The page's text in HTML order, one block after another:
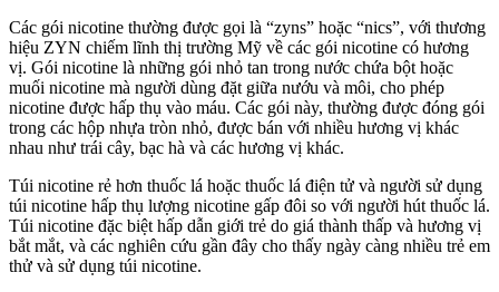
Các gói nicotine thường được gọi là “zyns” hoặc “nics”, với thương
hiệu ZYN chiếm lĩnh thị trường Mỹ về các gói nicotine có hương
vị. Gói nicotine là những gói nhỏ tan trong nước chứa bột hoặc
muối nicotine mà người dùng đặt giữa nướu và môi, cho phép
nicotine được hấp thụ vào máu. Các gói này, thường được đóng gói
trong các hộp nhựa tròn nhỏ, được bán với nhiều hương vị khác
nhau như trái cây, bạc hà và các hương vị khác.
Túi nicotine rẻ hơn thuốc lá hoặc thuốc lá điện tử và người sử dụng
túi nicotine hấp thụ lượng nicotine gấp đôi so với người hút thuốc lá.
Túi nicotine đặc biệt hấp dẫn giới trẻ do giá thành thấp và hương vị
bắt mắt, và các nghiên cứu gần đây cho thấy ngày càng nhiều trẻ em
thử và sử dụng túi nicotine.